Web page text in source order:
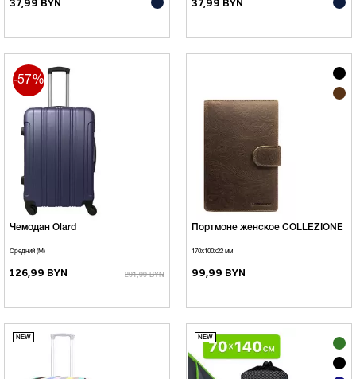
37,99 BYN 37,99 BYN
Чемодан Olard
Средний (М)
126,99 BYN 291,99 BYN
-57%
Портмоне женское COLLEZIONE
170х100х22 мм
99,99 BYN